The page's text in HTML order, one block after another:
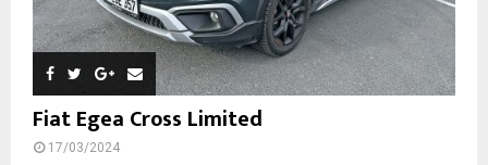
Fiat Egea Cross Limited
17/03/2024